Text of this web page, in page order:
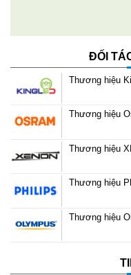
ĐỐI
Thương hiệu
Thương hiệu
Thương hiệu
Thương hiệu
Thương hiệu